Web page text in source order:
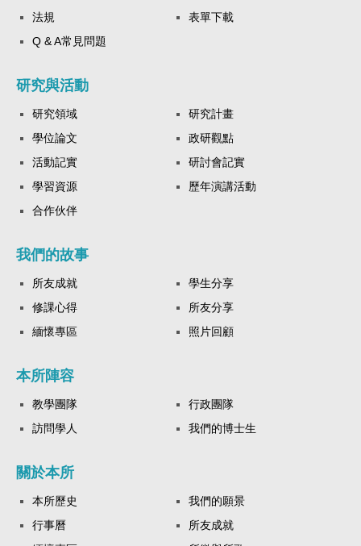
法規
表單下載
Q & A常見問題
研究與活動
研究領域
研究計畫
學位論文
政研觀點
活動記實
研討會記實
學習資源
歷年演講活動
合作伙伴
我們的故事
所友成就
學生分享
修課心得
所友分享
緬懷專區
照片回顧
本所陣容
教學團隊
行政團隊
訪問學人
我們的博士生
關於本所
本所歷史
我們的願景
行事曆
所友成就